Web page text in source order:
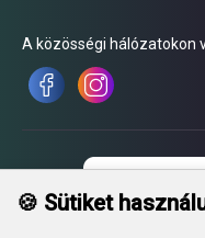
A közösségi hálózatokon
🍪 Sütiket